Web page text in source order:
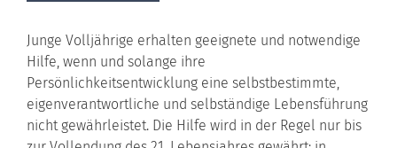
Junge Volljährige erhalten geeignete und notwendige
Hilfe, wenn und solange ihre
Persönlichkeitsentwicklung eine selbstbestimmte,
eigenverantwortliche und selbständige Lebensführung
nicht gewährleistet. Die Hilfe wird in der Regel nur bis